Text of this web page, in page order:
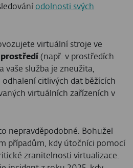
odolnosti svých
virtuální stroje ve
(např. v prostředích
vaše služba je zneužita,
citlivých dat běžících
virtuálních zařízeních v
nepravděpodobné. Bohužel
případům, kdy útočníci pomocí
zranitelnosti virtualizace.